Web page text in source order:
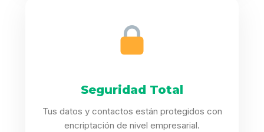
Seguridad Total
Tus datos y contactos están protegidos con
encriptación de nivel empresarial.